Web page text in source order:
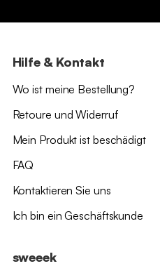
Hilfe & Kontakt
Wo ist meine Bestellung?
Retoure und Widerruf
Mein Produkt ist beschädigt
FAQ
Kontaktieren Sie uns
Ich bin ein Geschäftskunde
sweeek